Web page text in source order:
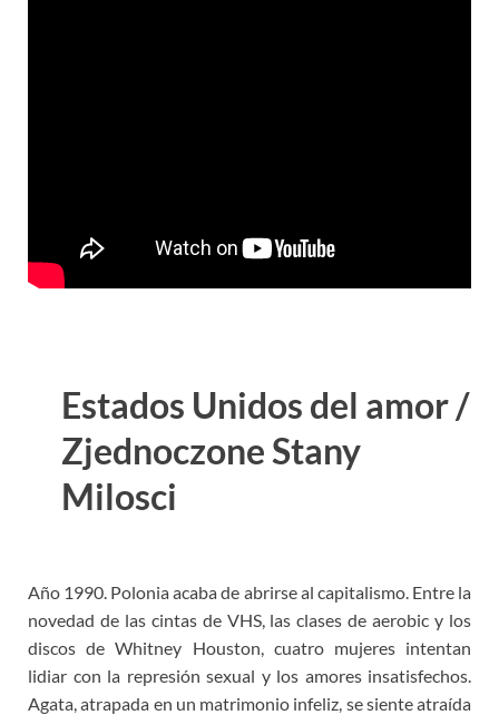
Estados Unidos del amor /
Zjednoczone Stany
Milosci
Año 1990. Polonia acaba de abrirse al capitalismo. Entre la
novedad de las cintas de VHS, las clases de aerobic y los
discos de Whitney Houston, cuatro mujeres intentan
lidiar con la represión sexual y los amores insatisfechos.
Agata, atrapada en un matrimonio infeliz, se siente atraída